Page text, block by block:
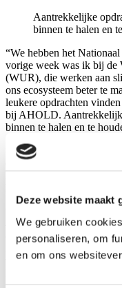
Deze website maakt
We gebruiken
personaliseren, om
en om ons
Aantrekkelijke
binnen te halen en
“We hebben het
vorige week was ik bij de
(WUR), die werken aan
ons ecosysteem beter te
leukere opdrachten
bij AHOLD.
binnen te halen en te
“De kunst is om hen te
op die aanbestedingen in
40 technische en
consultants organiseren
niet voor niets ‘Bergler,
vakmensen, leden van